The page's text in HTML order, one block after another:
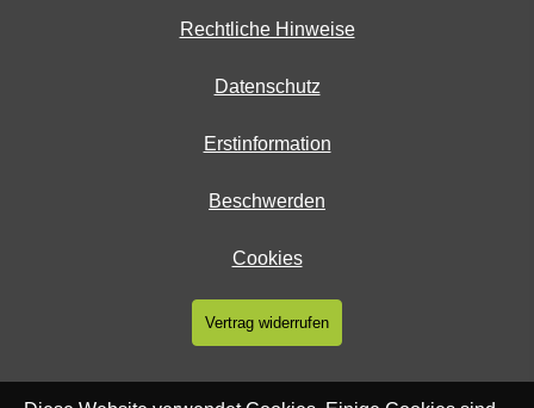
Rechtliche Hinweise
Datenschutz
Erstinformation
Beschwerden
Cookies
Vertrag widerrufen